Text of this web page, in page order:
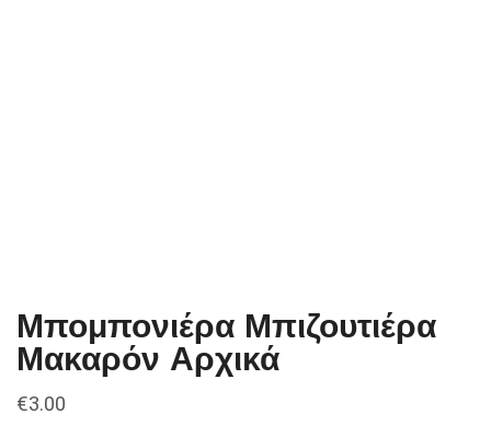
Μπομπονιέρα Μπιζουτιέρα
Μακαρόν Αρχικά
€3.00